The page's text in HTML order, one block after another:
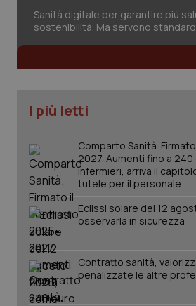
Psoriasi & pelle
Quotidiano Pediatria
Rene & patologie
Salute orale & impianti
Sangue & coagulazione
Sanità digitale per garantire più
sostenibilità. Ma servono
I più letti
Comparto Sanità.
2027. Aumenti fino a
infermieri, arriva il
tutele per il personale
Eclissi solare del 12
osservarla in sicurezza
Contratto sanità,
penalizzate le altre
I cookie necessari contribuiscono a
sito web abilitandone funzionalità di
navigazione sulle pagine e l'accesso
funzionare correttamente senza
Nome